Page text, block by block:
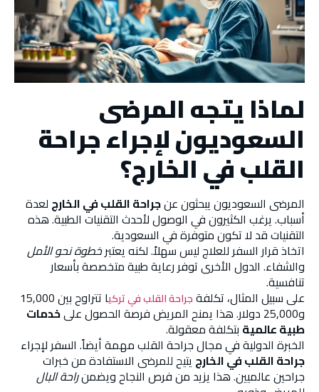
لماذا يتجه المرضى
السعوديون لإجراء جراحة
القلب في الخارج؟
المرضى السعوديون يبحثون عنجراحة القلب في الخارج لعدة
أسباب. يرغب الكثيرون في الوصول لأحدث التقنيات الطبية. هذه
التقنيات قد لا تكون متوفرة في السعودية.
اتخاذ قرار السفر للعلاج ليس سهلاً. لكنه يعتبرخطوة نحو الأمل
والشفاء. الدول الأخرى توفر رعاية طبية متخصصة بأسعار
تنافسية.
على سبيل المثال، تكلفةجراحة القلب في تركي ا تتراوح بين 15,000
و25,000 دولار. هذا يمنح المريض فرصة الحصول على خدمات
طبية عالمية بتكلفة معقولة.
الخبرة الدولية في مجال جراحة القلب مهمة أيضاً. السفر لإجراء
جراحة القلب في الخارج يتيح للمرضى الاستفادة من خبرات
جراحين عالميين. هذا يزيد من فرص النجاح ويضمنراحة البال